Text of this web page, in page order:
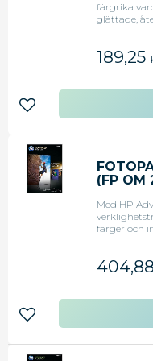
färgrika
glättade,
till lågt pris
tjockt,
189,25
Lägg till i favoriter
(FP OM
Med HP
färger och
404,88
Lägg till i favoriter